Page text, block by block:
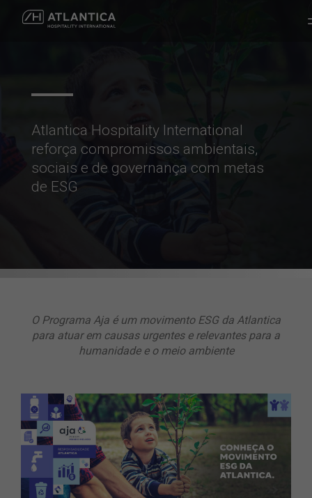
Atlantica Hospitality International
reforça compromissos ambientais,
sociais e de governança com metas
de ESG
O Programa Aja é um movimento ESG da Atlantica
para atuar em causas urgentes e relevantes para a
humanidade e o meio ambiente